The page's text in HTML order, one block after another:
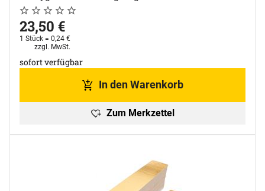
Noch keine Bewertungen abgegeben
0 Bewertungen
23,50 €
1 Stück = 0,24 €
Steuerhinweis:
zzgl. MwSt.
sofort verfügbar
In den Warenkorb
Zum Merkzettel